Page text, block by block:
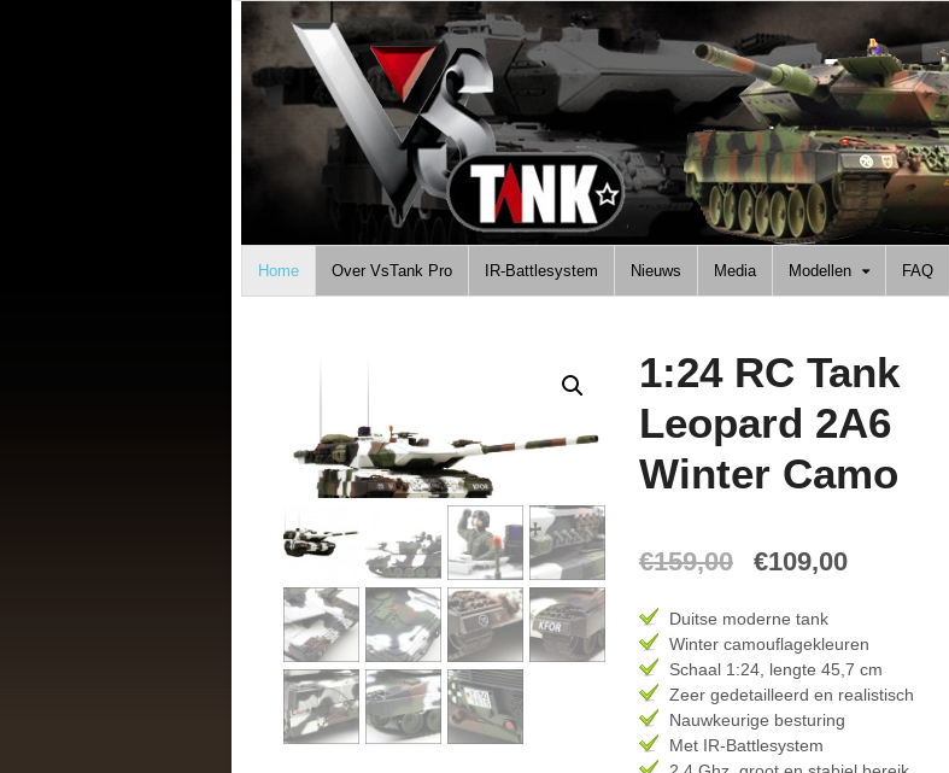
Home Over VsTank Pro IR-Battlesystem Nieuws Media Modellen FAQ
1:24 RC Tank
Leopard 2A6
Winter Camo
€159,00
Oorspronkelijke
was:
€159,00.
€109,00Huidige
is:
€109,00.
Duitse moderne tank
Winter camouflagekleuren
Schaal 1:24, lengte 45,7 cm
Zeer gedetailleerd en realistisch
Nauwkeurige besturing
Met IR-Battlesystem